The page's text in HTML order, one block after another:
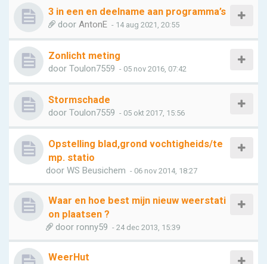
3 in een en deelname aan programma’s
door AntonE - 14 aug 2021, 20:55
Zonlicht meting
door Toulon7559 - 05 nov 2016, 07:42
Stormschade
door Toulon7559 - 05 okt 2017, 15:56
Opstelling blad,grond vochtigheids/te
mp. statio
door WS Beusichem - 06 nov 2014, 18:27
Waar en hoe best mijn nieuw weerstati
on plaatsen ?
door ronny59 - 24 dec 2013, 15:39
WeerHut